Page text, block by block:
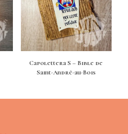
Capolettera S – Bible de
Saint-André-au-Bois